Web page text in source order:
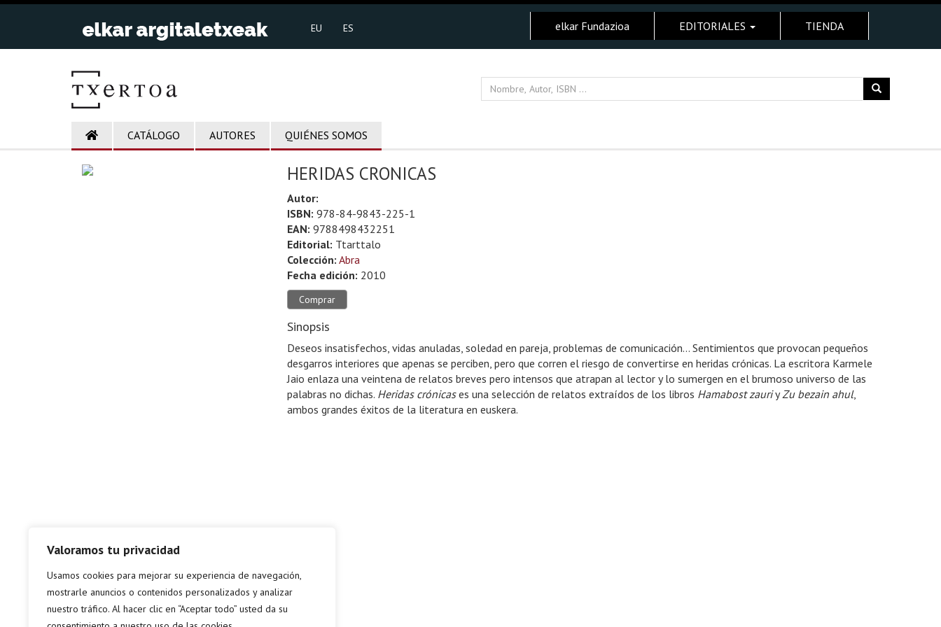
Valoramos tu privacidad
Usamos cookies para mejorar su experiencia de navegación,
mostrarle anuncios o contenidos personalizados y analizar
nuestro tráfico. Al hacer clic en “Aceptar todo” usted da su
EU ES elkar Fundazioa EDITORIALES TIENDA
CATÁLOGO AUTORES QUIÉNES SOMOS
HERIDAS CRONICAS
Autor:
ISBN: 978-84-9843-225-1
EAN: 9788498432251
Editorial: Ttarttalo
Colección: Abra
Fecha edición: 2010
Comprar
Sinopsis
Deseos insatisfechos, vidas anuladas, soledad en pareja, problemas de comunicación… Sentimientos que provocan pequeños
desgarros interiores que apenas se perciben, pero que corren el riesgo de convertirse en heridas crónicas. La escritora Karmele
Jaio enlaza una veintena de relatos breves pero intensos que atrapan al lector y lo sumergen en el brumoso universo de las
palabras no dichas. Heridas crónicases una selección de relatos extraídos de los libros Hamabost zauriyZu bezain ahul,
ambos grandes éxitos de la literatura en euskera.